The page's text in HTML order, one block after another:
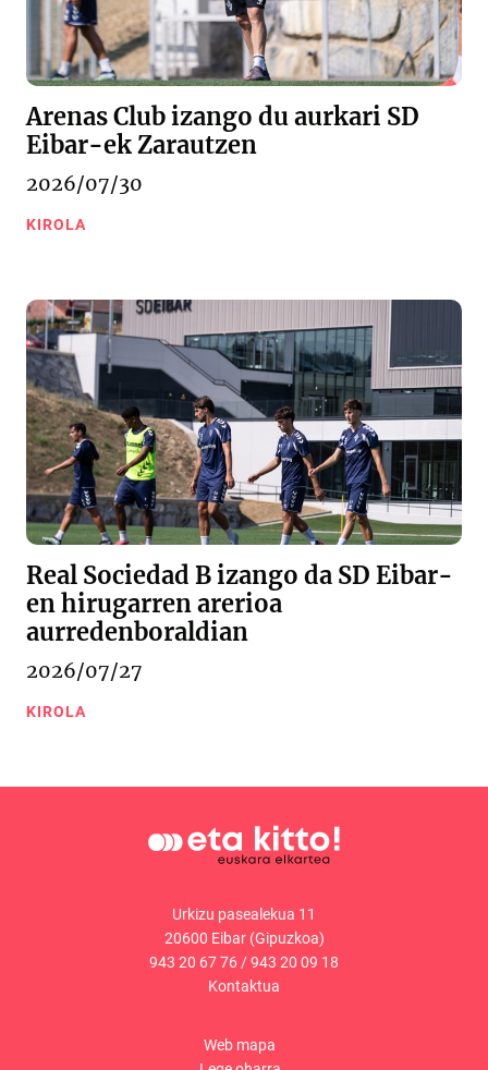
Arenas Club izango du aurkari SD
Eibar-ek Zarautzen
2026/07/30
KIROLA
Real Sociedad B izango da SD Eibar-
en hirugarren arerioa
aurredenboraldian
2026/07/27
KIROLA
Urkizu pasealekua 11
20600 Eibar (Gipuzkoa)
943 20 67 76/943 20 09 18
Kontaktua
Web mapa